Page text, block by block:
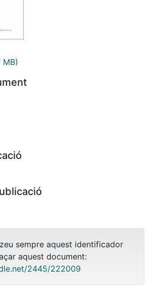
MB)
sempre aquest identificador
aquest document:
2445/222009